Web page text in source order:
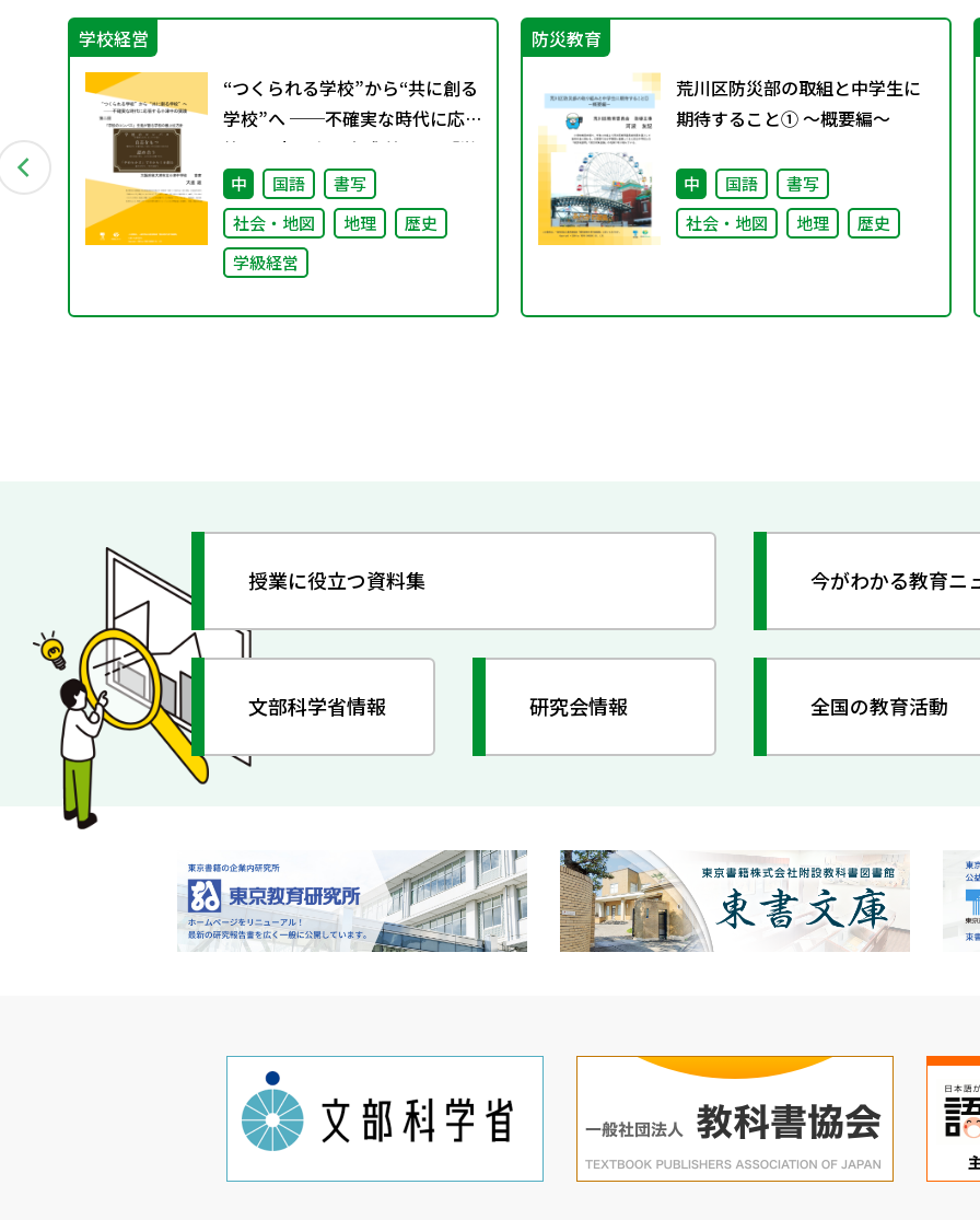
学校経営
“つくられる学校”から“共に創る
学校”へ ──不確実な時代に応
答する小津中の実践 第二回 「学
校のコンパス」生徒が創る学校
の最上位方針
中 国語
書写
社会・地図
地理
歴史
学級経営
防災教育
荒川区防災部の取組と中学生に
期待すること① ～概要編～
中 国語
書写
社会・地図
地理 歴史
授業に役立つ資料集 今がわかる教育ニ
文部科学省情報 研究会情報 全国の教育活動